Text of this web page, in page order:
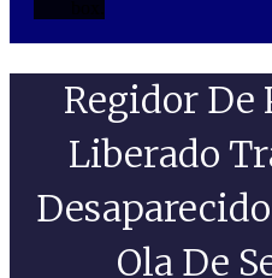
Regidor De
Liberado
Ola De